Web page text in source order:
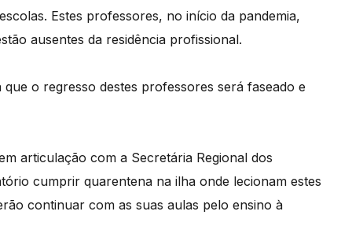
Estes professores, no início da pandemia,
ausentes da residência profissional.
o regresso destes professores será faseado e
articulação com a Secretária Regional dos
cumprir quarentena na ilha onde lecionam estes
continuar com as suas aulas pelo ensino à